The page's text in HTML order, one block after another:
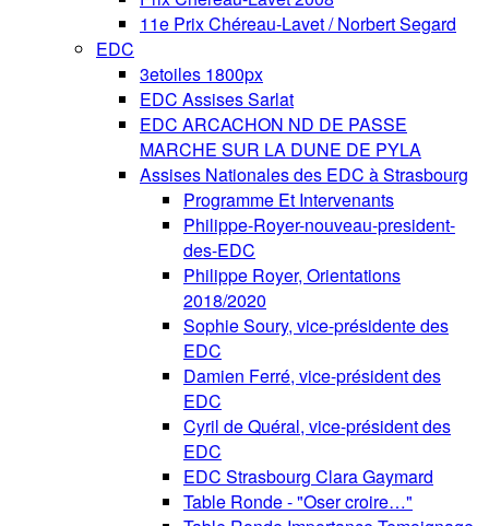
11e Prix Chéreau-Lavet / Norbert Segard
EDC
3etoiles 1800px
EDC Assises Sarlat
EDC ARCACHON ND DE PASSE
MARCHE SUR LA DUNE DE PYLA
Assises Nationales des EDC à Strasbourg
Programme Et Intervenants
Philippe-Royer-nouveau-president-
des-EDC
Philippe Royer, Orientations
2018/2020
Sophie Soury, vice-présidente des
EDC
Damien Ferré, vice-président des
EDC
Cyril de Quéral, vice-président des
EDC
EDC Strasbourg Clara Gaymard
Table Ronde - "Oser croire…"